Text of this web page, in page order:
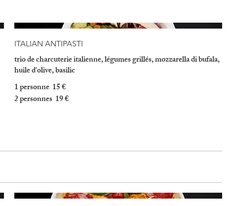
ITALIAN ANTIPASTI
trio de charcuterie italienne, légumes grillés, mozzarella di bufala,
huile d'olive, basilic
1 personne 15 €
2 personnes 19 €